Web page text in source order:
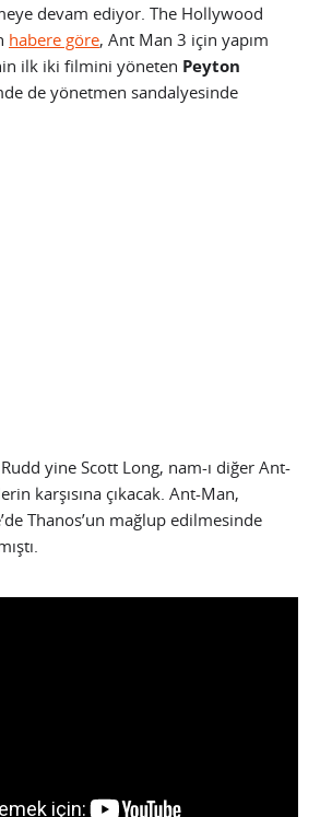
devam ediyor. The Hollywood
habere göre, Ant Man 3 için yapım
ilk iki filmini yöneten Peyton
de yönetmen sandalyesinde
yine Scott Long, nam-ı diğer Ant-
karşısına çıkacak. Ant-Man,
Thanos’un mağlup edilmesinde